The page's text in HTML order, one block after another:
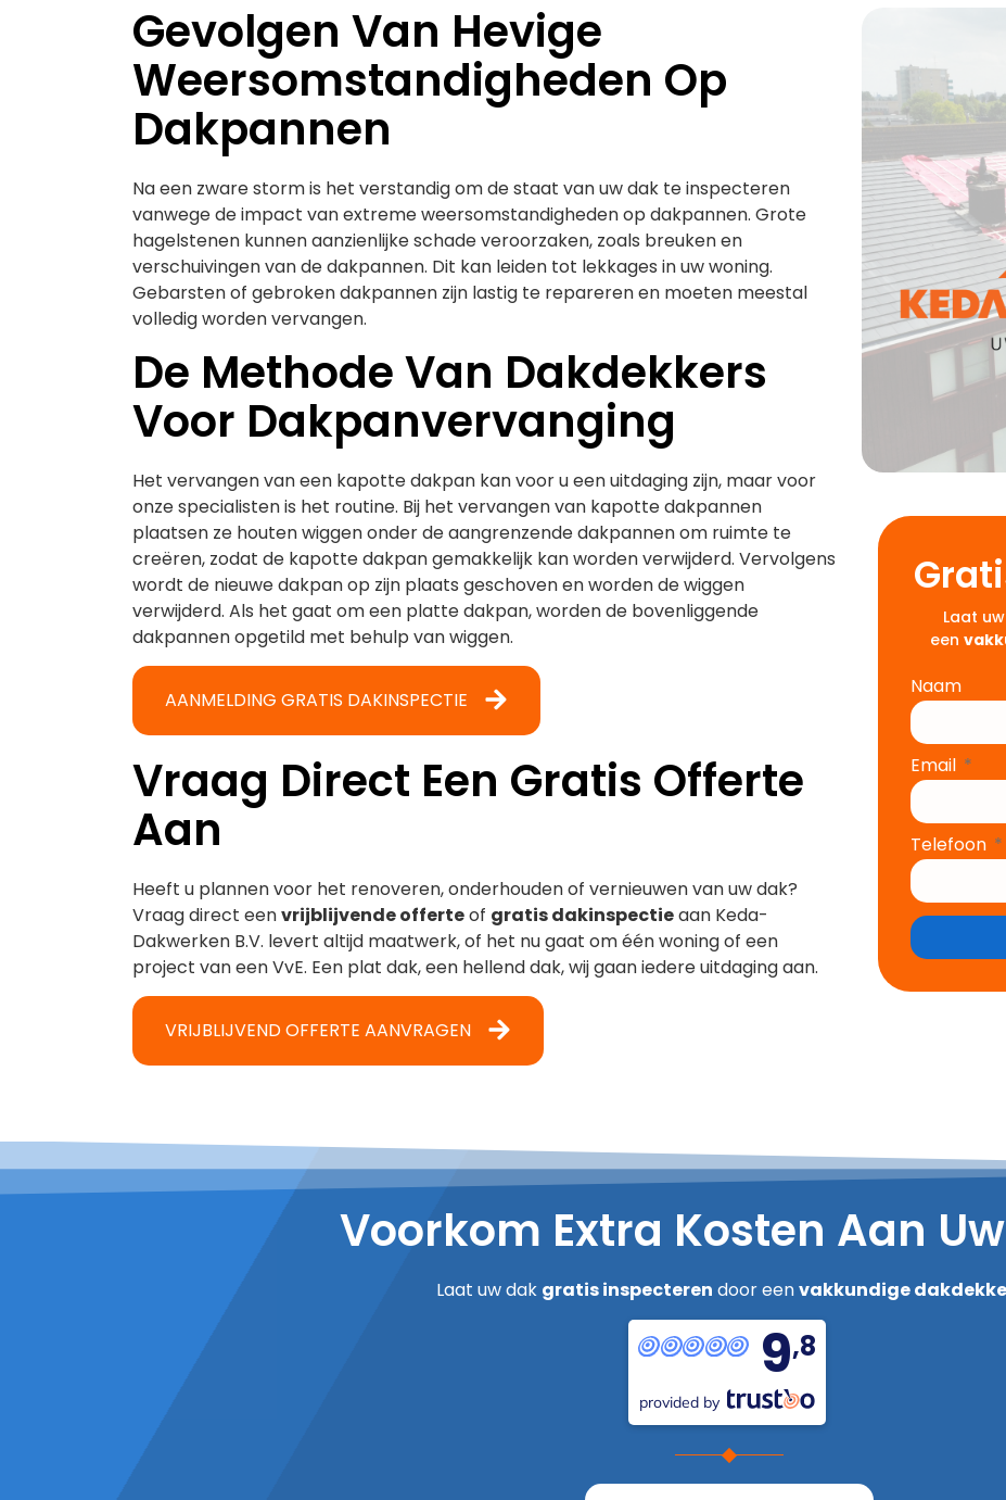
Gevolgen Van Hevige
Weersomstandigheden Op
Dakpannen
Na een zware storm is het verstandig om de staat van uw dak te inspecteren
vanwege de impact van extreme weersomstandigheden op dakpannen. Grote
hagelstenen kunnen aanzienlijke schade veroorzaken, zoals breuken en
verschuivingen van de dakpannen. Dit kan leiden tot lekkages in uw woning.
Gebarsten of gebroken dakpannen zijn lastig te repareren en moeten meestal
volledig worden vervangen.
De Methode Van Dakdekkers
Voor Dakpanvervanging
Het vervangen van een kapotte dakpan kan voor u een uitdaging zijn, maar voor
onze specialisten is het routine. Bij het vervangen van kapotte dakpannen
plaatsen ze houten wiggen onder de aangrenzende dakpannen om ruimte te
creëren, zodat de kapotte dakpan gemakkelijk kan worden verwijderd. Vervolgens
wordt de nieuwe dakpan op zijn plaats geschoven en worden de wiggen
verwijderd. Als het gaat om een platte dakpan, worden de bovenliggende
dakpannen opgetild met behulp van wiggen.
AANMELDING GRATIS DAKINSPECTIE
Vraag Direct Een Gratis Offerte
Aan
Heeft u plannen voor het renoveren, onderhouden of vernieuwen van uw dak?
Vraag direct eenvrijblijvende offerteof gratis dakinspectieaan Keda-
Dakwerken B.V. levert altijd maatwerk, of het nu gaat om één woning of een
project van een VvE. Een plat dak, een hellend dak, wij gaan iedere uitdaging aan.
VRIJBLIJVEND OFFERTE AANVRAGEN
Naam
Email
Telefoon
Laat
een
Voorkom Extra Kosten Aan
Laat uw dak gratis inspecteren door eenvakkundige
9,8
provided by